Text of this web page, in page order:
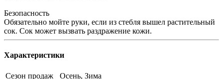
Безопасность
Обязательно мойте руки, если из стебля вышел растительный
сок. Сок может вызвать раздражение кожи.
Характеристики
Сезон продаж
Осень, Зима